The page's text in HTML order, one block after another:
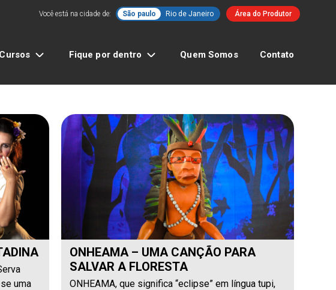
Você está na cidade de: São paulo Rio de Janeiro Área do Produtor
Cursos Fique por dentro Quem Somos Contato
uma
ONHEAMA – UMA CANÇÃO PARA
SALVAR A FLORESTA
ONHEAMA, que significa “eclipse” em língua tupi,